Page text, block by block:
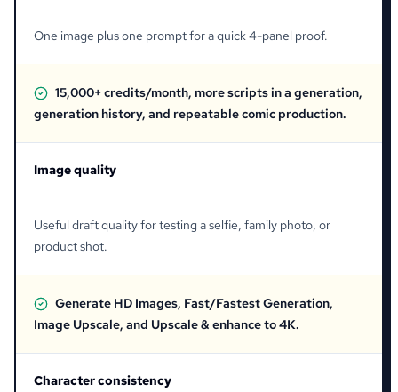
One image plus one prompt for a quick 4-panel proof.
15,000+ credits/month, more scripts in a generation,
generation history, and repeatable comic production.
Image quality
Useful draft quality for testing a selfie, family photo, or
product shot.
Generate HD Images, Fast/Fastest Generation,
Image Upscale, and Upscale & enhance to 4K.
Character consistency